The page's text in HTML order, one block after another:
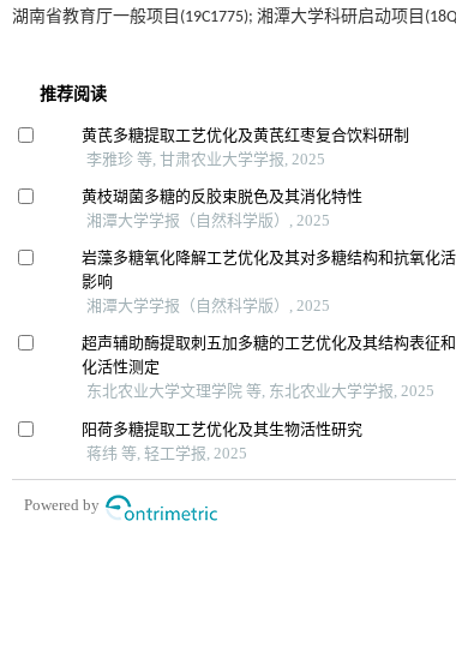
湖南省教育厅一般项目(19C1775); 湘潭大学科研启动项目